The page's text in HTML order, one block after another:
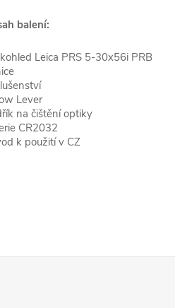
balení:
Leica PRS 5-30x56i PRB
Lever
na čištění optiky
CR2032
k použití v CZ